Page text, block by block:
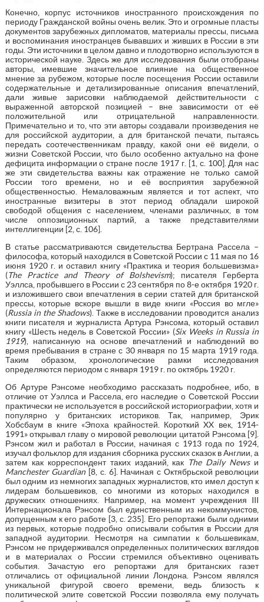
Конечно, корпус источников иностранного происхождения по
периоду Гражданской войны очень велик. Это и огромные пласты
документов зарубежных дипломатов, материалы прессы, письма
и воспоминания иностранцев бывавших и живших в России в эти
годы. Эти источники в целом давно и плодотворно используются в
исторической науке. Здесь же для исследования были отобраны
авторы, имевшие значительное влияние на общественное
мнение за рубежом, которые после посещения России оставили
содержательные и детализированные описания впечатлений,
дали живые зарисовки наблюдаемой действительности с
выраженной авторской позицией – вне зависимости от её
положительной или отрицательной направленности.
Примечательно и то, что эти авторы создавали произведения не
для российской аудитории, а для британской печати, пытаясь
передать соотечественникам правду, какой они её видели, о
жизни Советской России, что было особенно актуально на фоне
дефицита информации о стране после 1917 г. [1, с. 100]. Для нас
же эти свидетельства важны как отражение не только самой
России того времени, но и её восприятия зарубежной
общественностью. Немаловажным является и тот аспект, что
иностранные визитеры в этот период обладали широкой
свободой общения с населением, членами различных, в том
числе оппозиционных партий, а также представителями
интеллигенции [2, с. 106].
В статье рассматриваются свидетельства Бертрана Рассела –
философа, который находился в Советской России с 11 мая по 16
июня 1920 г. и оставил книгу «Практика и теория большевизма»
(The Practice and Theory of Bolshevism); писателя Герберта
Уэллса, пробывшего в России с 23 сентября по 8-е октября 1920 г.
и изложившего свои впечатления в серии статей для британской
прессы, которые вскоре вышли в виде книги «Россия во мгле»
(Russia in the Shadows). Также в исследовании проводится анализ
книги писателя и журналиста Артура Рэнсома, который оставил
книгу «Шесть недель в Советской России» (Six Weeks in Russia in
1919), написанную на основе впечатлений и наблюдений во
время пребывания в стране с 30 января по 15 марта 1919 года.
Таким образом, хронологические рамки исследования
определяются периодом с января 1919 г. по октябрь 1920 г.
Об Артуре Рэнсоме необходимо рассказать подробнее, ибо, в
отличие от Уэллса и Рассела, его наследие о Советской России
практически не используется в российской историографии, хотя и
популярно у британских историков. Так, например, Эрик
Хобсбаум в книге «Эпоха крайностей. Короткий XX век, 1914-
1991» открывал главу о мировой революции цитатой Рэнсома [9].
Рэнсом жил и работал в России, начиная с 1913 года по 1924,
изучал фольклор для издания сборника русских сказок в Англии, а
затем как корреспондент таких изданий, как The Daily Newsи
Manchester Guardian[8, с. 6]. Начиная с Октябрьской революции
был одним из немногих западных журналистов, кто имел доступ к
лидерам большевиков, со многими из которых находился в
дружеских отношениях. Например, на момент учреждения III
Интернационала Рэнсом был единственным из некоммунистов,
допущенным к его работе [3, с. 235]. Его репортажи были одними
из первых, которые подробно описывали события в России для
западной аудитории. Несмотря на симпатии к большевикам,
Рэнсом не придерживался определенных политических взглядов
и в материалах о России стремился объективно оценивать
события. Зачастую его репортажи для британских газет
отличались от официальной линии Лондона. Рэнсом являлся
уникальной фигурой своего времени, ведь близость к
политической элите советской России позволяла ему получать